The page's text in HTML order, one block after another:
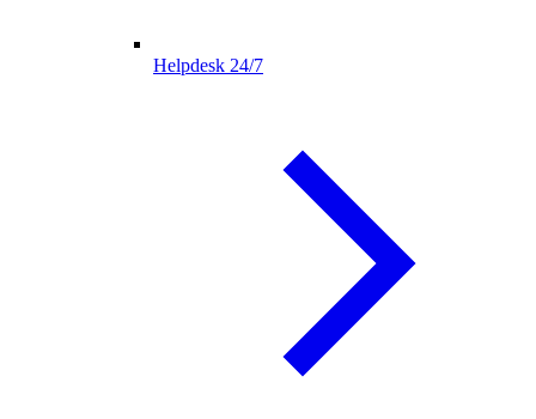
Helpdesk 24/7